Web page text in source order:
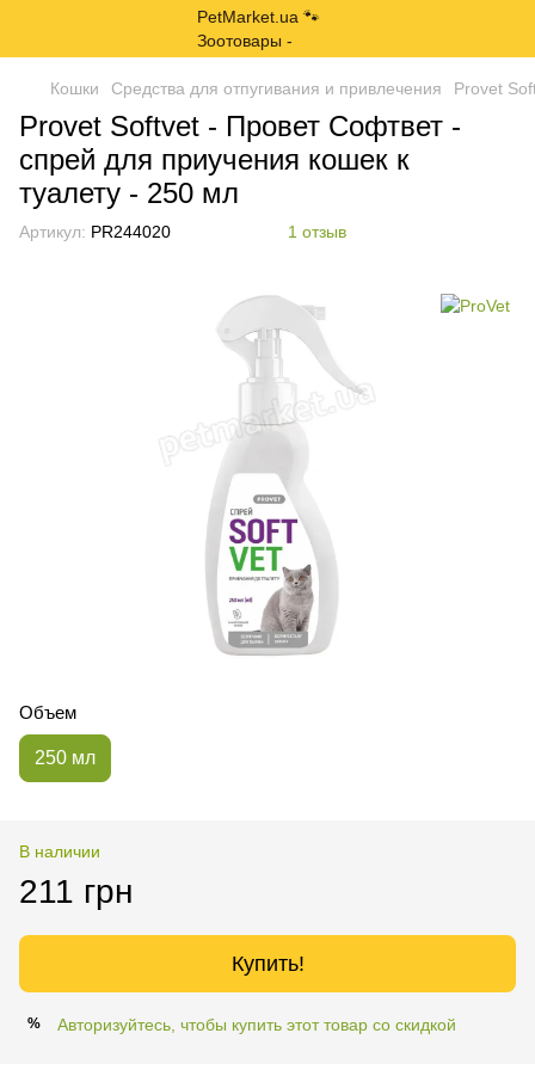
Кошки Средства для отпугивания и привлечения Provet
Provet Softvet - Провет Софтвет -
спрей для приучения кошек к
туалету - 250 мл
Артикул: PR244020 1 отзыв
Объем
250 мл
В наличии
211 грн
Купить!
% Авторизуйтесь, чтобы купить этот товар со скидкой